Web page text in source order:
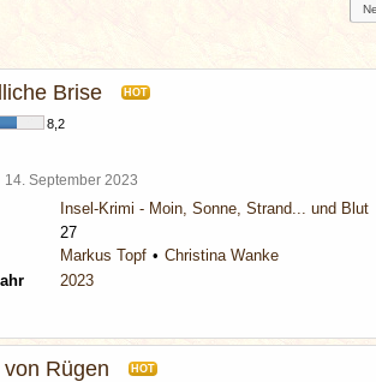
Brise HOT
8,2
14. September 2023
Insel-Krimi - Moin, Sonne, Strand... und Blut
27
Markus Topf
Christina Wanke
2023
Rügen HOT